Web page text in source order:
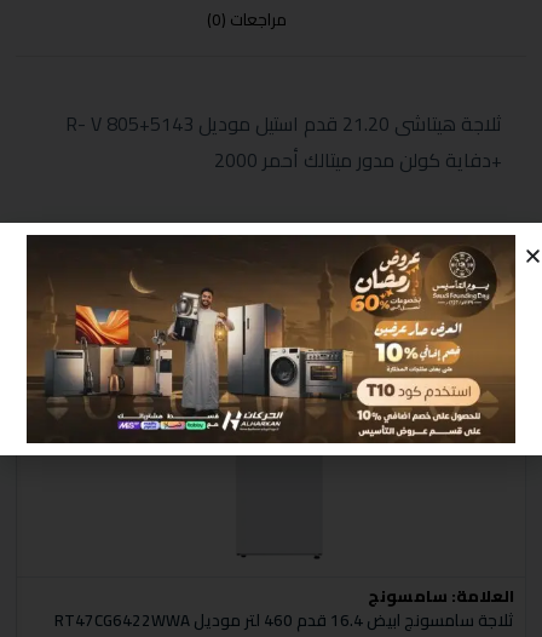
مراجعات (0)
ثلاجة هيتاشى 21.20 قدم استيل موديل R- V 805+5143
+دفاية كولن مدور ميتالك أحمر 2000
منتجات مشابهة
العلامة:سامسونج
ثلاجة سامسونج ابيض 16.4 قدم 460 لتر موديل RT47CG6422WWA